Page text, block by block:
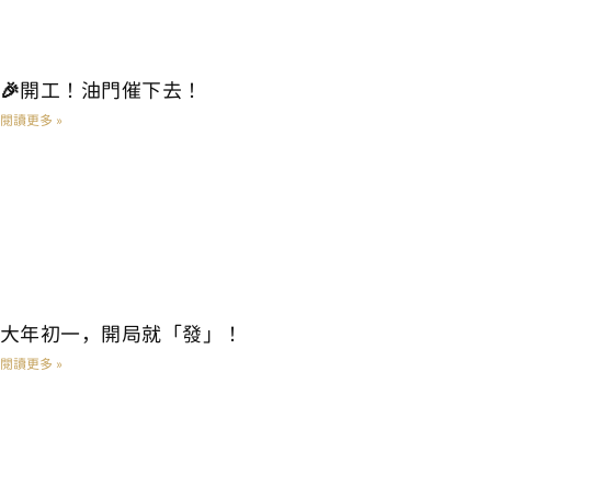
🎉開工！油門催下去！
閱讀更多 »
大年初一，開局就「發」！
閱讀更多 »